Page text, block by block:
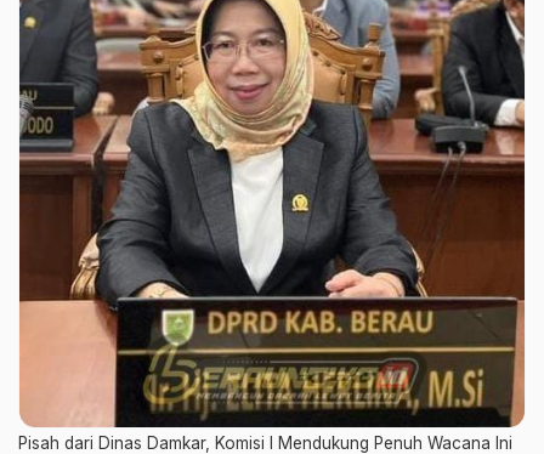
Pisah dari Dinas Damkar, Komisi I Mendukung Penuh Wacana Ini